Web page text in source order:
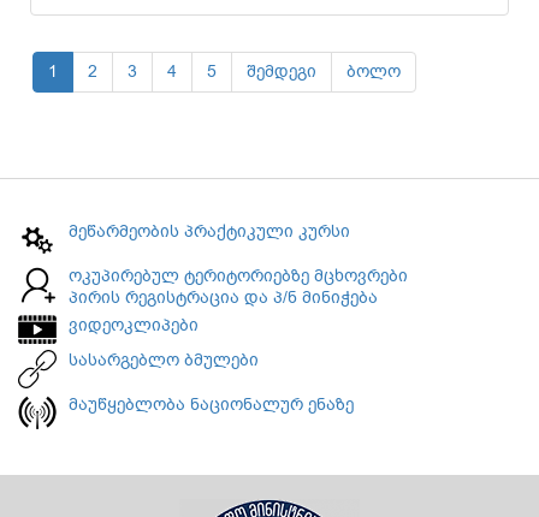
1 2 3 4 5 შემდეგი ბოლო
მეწარმეობის პრაქტიკული კურსი
ოკუპირებულ ტერიტორიებზე მცხოვრები
პირის რეგისტრაცია და პ/ნ მინიჭება
ვიდეოკლიპები
სასარგებლო ბმულები
მაუწყებლობა ნაციონალურ ენაზე